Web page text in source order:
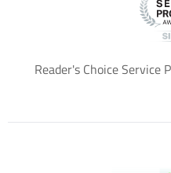
Reader's Choice Service